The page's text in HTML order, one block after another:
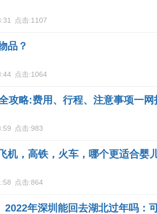
点击:1107
品？
点击:1064
攻略:费用、行程、注意事项一网
点击:983
机，高铁，火车，哪个更适合婴
点击:864
2022年深圳能回去湖北过年吗：